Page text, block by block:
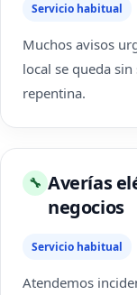
Servicio habitual
Muchos avisos
local se queda
repentina.
🔧 Averías
negocios
Servicio habitual
Atendemos